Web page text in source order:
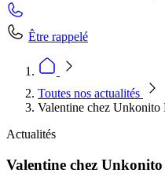
Être rappelé
Toutes nos actualités
Valentine chez Unkonito
Actualités
Valentine chez